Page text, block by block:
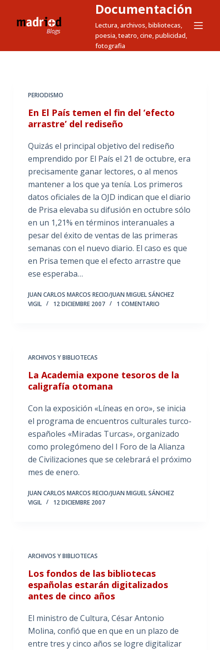
t
Documentación
Lectura, archivos, bibliotecas,
poesia, teatro, cine, publicidad,
fotografia
PERIODISMO
En El País temen el fin del ‘efecto
arrastre’ del rediseño
Quizás el principal objetivo del rediseño
emprendido por El País el 21 de octubre, era
precisamente ganar lectores, o al menos
mantener a los que ya tenía. Los primeros
datos oficiales de la OJD indican que el diario
de Prisa elevaba su difusión en octubre sólo
en un 1,21% en términos interanuales a
pesar del éxito de ventas de las primeras
semanas con el nuevo diario. El caso es que
en Prisa temen que el efecto arrastre que
ese esperaba…
JUAN CARLOS MARCOS RECIO/JUAN MIGUEL SÁNCHEZ
VIGIL
12 DICIEMBRE 2007 1 COMENTARIO
ARCHIVOS Y BIBLIOTECAS
La Academia expone tesoros de la
caligrafía otomana
Con la exposición «Líneas en oro», se inicia
el programa de encuentros culturales turco-
españoles «Miradas Turcas», organizado
como prolegómeno del I Foro de la Alianza
de Civilizaciones que se celebrará el próximo
mes de enero.
JUAN CARLOS MARCOS RECIO/JUAN MIGUEL SÁNCHEZ
VIGIL
12 DICIEMBRE 2007
ARCHIVOS Y BIBLIOTECAS
Los fondos de las bibliotecas
españolas estarán digitalizados
antes de cinco años
El ministro de Cultura, César Antonio
Molina, confió que en que en un plazo de
entre tres y cinco años se logre digitalizar